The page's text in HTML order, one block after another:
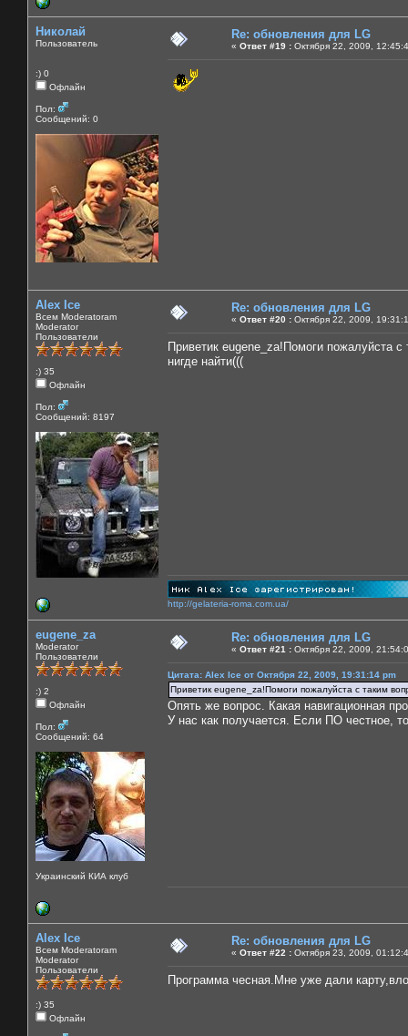
Николай
Пользователь
:) 0
Офлайн
Пол:
Сообщений: 0
Re: обновления для LG
« Ответ #19 : Октября 22, 2009,
Alex Ice
Всем Moderatoram
Moderator
Пользователи
:) 35
Офлайн
Пол:
Сообщений: 8197
Re: обновления для LG
« Ответ #20 : Октября 22, 2009,
Приветик eugene_za!Помоги пожалуйста
нигде найти(((
http://gelateria-roma.com.ua/
eugene_za
Moderator
Пользователи
:) 2
Офлайн
Пол:
Сообщений: 64
Украинский КИА клуб
Re: обновления для LG
« Ответ #21 : Октября 22, 2009,
Цитата: Alex Ice от Октября 22, 2009, 19:31:14 pm
Приветик eugene_za!Помоги пожалуйста с таким
Опять же вопрос. Какая навигационная
У нас как получается. Если ПО честное,
Alex Ice
Всем Moderatoram
Moderator
Пользователи
:) 35
Офлайн
Re: обновления для LG
« Ответ #22 : Октября 23, 2009,
Программа чесная.Мне уже дали